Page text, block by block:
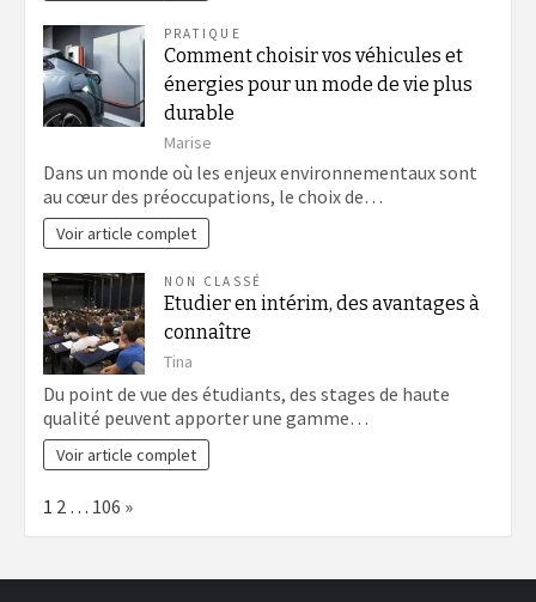
PRATIQUE
Comment choisir vos véhicules et
énergies pour un mode de vie plus
durable
Marise
Dans un monde où les enjeux environnementaux sont
au cœur des préoccupations, le choix de…
Voir article complet
NON CLASSÉ
Etudier en intérim, des avantages à
connaître
Tina
Du point de vue des étudiants, des stages de haute
qualité peuvent apporter une gamme…
Voir article complet
Page:
1 2 … 106 Next
»